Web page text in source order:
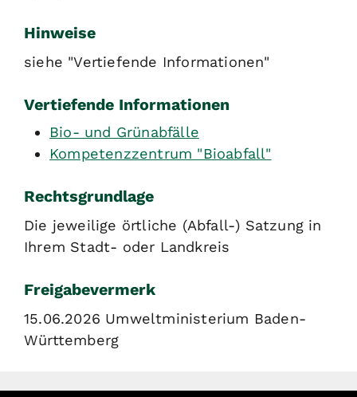
Hinweise
siehe "Vertiefende Informationen"
Vertiefende Informationen
Bio- und Grünabfälle
Kompetenzzentrum "Bioabfall"
Rechtsgrundlage
Die jeweilige örtliche (Abfall-) Satzung in
Ihrem Stadt- oder Landkreis
Freigabevermerk
15.06.2026 Umweltministerium Baden-
Württemberg